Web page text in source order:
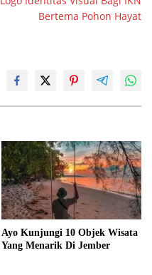
Bertema Pohon Hayat
Ayo Kunjungi 10 Objek Wisata
Yang Menarik Di Jember